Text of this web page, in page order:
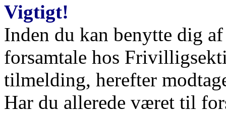
Vigtigt!
Inden du kan benytte dig
forsamtale hos
tilmelding, herefter
Har du allerede været til